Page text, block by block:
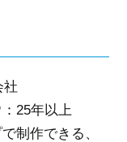
社
25年以上
制作できる、